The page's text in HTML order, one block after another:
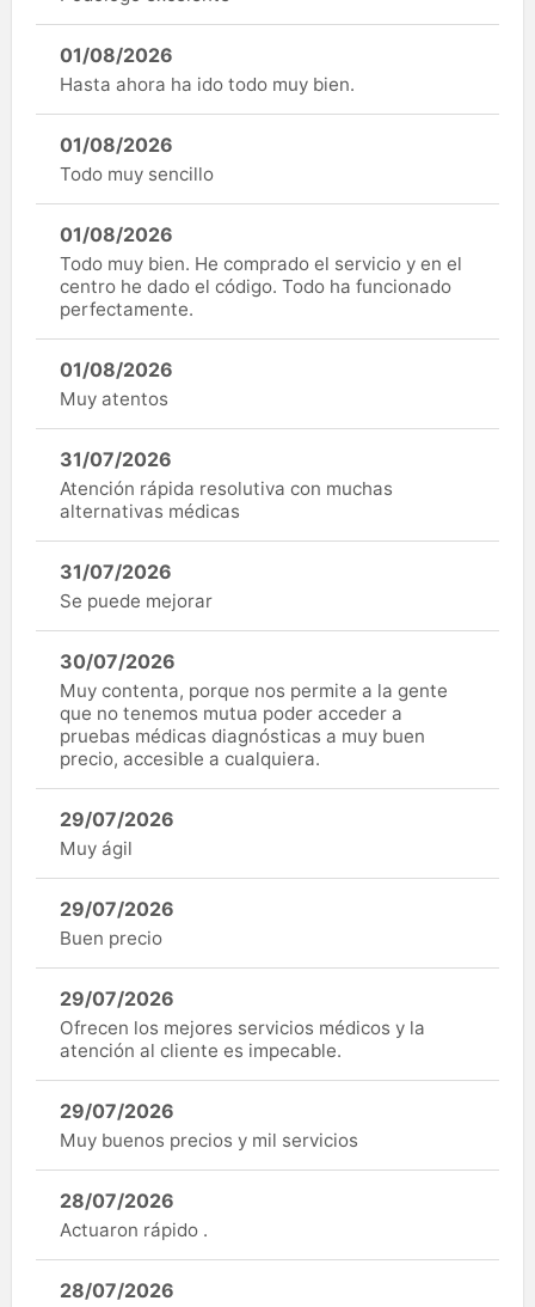
01/08/2026
Hasta ahora ha ido todo muy bien.
01/08/2026
Todo muy sencillo
01/08/2026
Todo muy bien. He comprado el servicio y en el
centro he dado el código. Todo ha funcionado
perfectamente.
01/08/2026
Muy atentos
31/07/2026
Atención rápida resolutiva con muchas
alternativas médicas
31/07/2026
Se puede mejorar
30/07/2026
Muy contenta, porque nos permite a la gente
que no tenemos mutua poder acceder a
pruebas médicas diagnósticas a muy buen
precio, accesible a cualquiera.
29/07/2026
Muy ágil
29/07/2026
Buen precio
29/07/2026
Ofrecen los mejores servicios médicos y la
atención al cliente es impecable.
29/07/2026
Muy buenos precios y mil servicios
28/07/2026
Actuaron rápido .
28/07/2026